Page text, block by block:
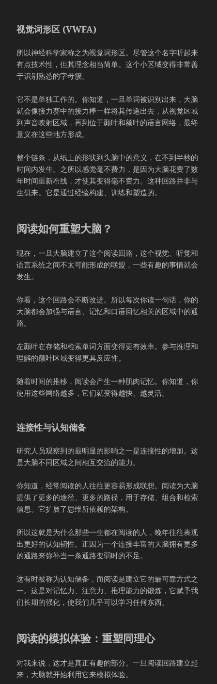
视觉词形区 (VWFA)
所以神经科学家称之为视觉词形区。尽管这个名字听起来
有点技术性，但其理念相当简单。这个小区域变得非常善
于识别熟悉的字母簇。
它不是单独工作的。你知道，一旦单词被识别出来，大脑
就会像接力赛中的接力棒一样将其传递出去，从视觉区域
到声音映射区域，再到位于颞叶和额叶的语言网络，最终
意义在这些地方形成。
整个链条，从纸上的形状到头脑中的意义，在不到半秒的
时间内发生。之所以感觉毫不费力，是因为大脑花费了数
年时间重新布线，才使其变得毫不费力。这种回路并非与
生俱来。它是通过经验构建、训练和塑造的。
阅读如何重塑大脑？
现在，一旦大脑建立了这个阅读回路，这个视觉、听觉和
语言系统之间不太可能形成的联盟，一些有趣的事情就会
发生。
你看，这个回路会不断改进。所以每次你读一句话，你的
大脑都会加强与语言、记忆和口语回忆相关的区域中的通
路。
左颞叶在存储和检索单词方面变得更有效率。参与推理和
理解的额叶区域变得更具反应性。
随着时间的推移，阅读会产生一种肌肉记忆。你知道，你
使用这些网络越多，它们就变得越快、越灵活。
连接性与认知储备
研究人员观察到的最明显的影响之一是连接性的增加。这
是大脑不同区域之间相互交流的能力。
你知道，经常阅读的人往往更容易形成联想。阅读为大脑
提供了更多的途径、更多的路径，用于存储、组合和检索
信息。它扩展了思维所依赖的架构。
所以这就是为什么那些一生都在阅读的人，晚年往往表现
出更好的认知韧性。正因为一个连接丰富的大脑拥有更多
的通路来弥补当一条通路变弱时的不足。
这有时被称为认知储备，而阅读是建立它的最可靠方式之
一。这是对记忆力、注意力、推理能力的锻炼，它赋予我
们长期的强化，使我们几乎可以学习任何东西。
阅读的模拟体验：重塑同理心
对我来说，这才是真正有趣的部分。一旦阅读回路建立起
来，大脑就开始利用它来模拟体验。